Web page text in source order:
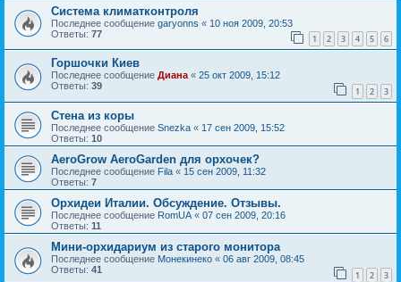
Cистема климатконтроля
Последнее сообщение garyonns « 10 ноя 2009, 20:53
Ответы: 77 1 2 3 4 5 6
Горшочки Киев
Последнее сообщение Диана« 25 окт 2009, 15:12
Ответы: 39 1 2 3
Стена из коры
Последнее сообщение Snezka « 17 сен 2009, 15:52
Ответы: 10
AeroGrow AeroGarden для орхочек?
Последнее сообщение Fila « 15 сен 2009, 11:32
Ответы: 7
Орхидеи Италии. Обсуждение. Отзывы.
Последнее сообщение RomUA « 07 сен 2009, 20:16
Ответы: 11
Мини-орхидариум из старого монитора
Последнее сообщение Монекинеко « 06 авг 2009, 08:45
Ответы: 41 1 2 3